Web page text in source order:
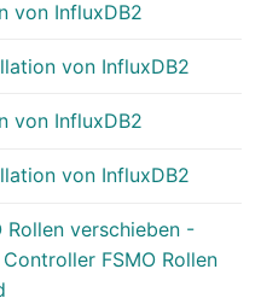
von InfluxDB2
von InfluxDB2
von InfluxDB2
von InfluxDB2
Rollen verschieben -
FSMO Rollen